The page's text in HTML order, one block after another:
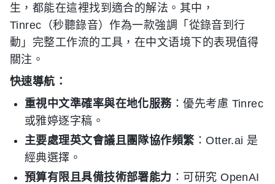
生，都能在這裡找到適合的解法。其中，
Tinrec（秒聽錄音）作為一款強調「從錄音到行
動」完整工作流的工具，在中文语境下的表現值得
關注。
快速導航：
重視中文準確率與在地化服務：優先考慮 Tinrec
或雅婷逐字稿。
主要處理英文會議且團隊協作頻繁：Otter.ai 是
經典選擇。
預算有限且具備技術部署能力 ：可研究 OpenAI